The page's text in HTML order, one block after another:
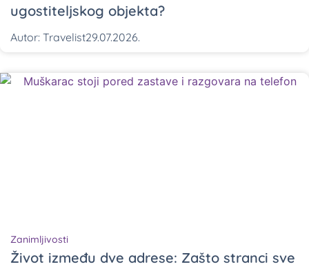
ugostiteljskog objekta?
Autor: Travelist29.07.2026.
Zanimljivosti
Život između dve adrese: Zašto stranci sve